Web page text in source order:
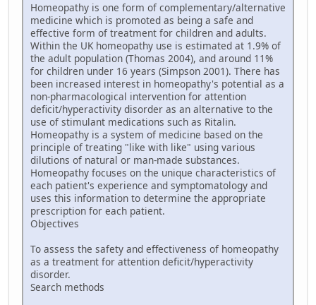
Homeopathy is one form of complementary/alternative
medicine which is promoted as being a safe and
effective form of treatment for children and adults.
Within the UK homeopathy use is estimated at 1.9% of
the adult population (Thomas 2004), and around 11%
for children under 16 years (Simpson 2001). There has
been increased interest in homeopathy's potential as a
non-pharmacological intervention for attention
deficit/hyperactivity disorder as an alternative to the
use of stimulant medications such as Ritalin.
Homeopathy is a system of medicine based on the
principle of treating "like with like" using various
dilutions of natural or man-made substances.
Homeopathy focuses on the unique characteristics of
each patient's experience and symptomatology and
uses this information to determine the appropriate
prescription for each patient.
Objectives
To assess the safety and effectiveness of homeopathy
as a treatment for attention deficit/hyperactivity
disorder.
Search methods